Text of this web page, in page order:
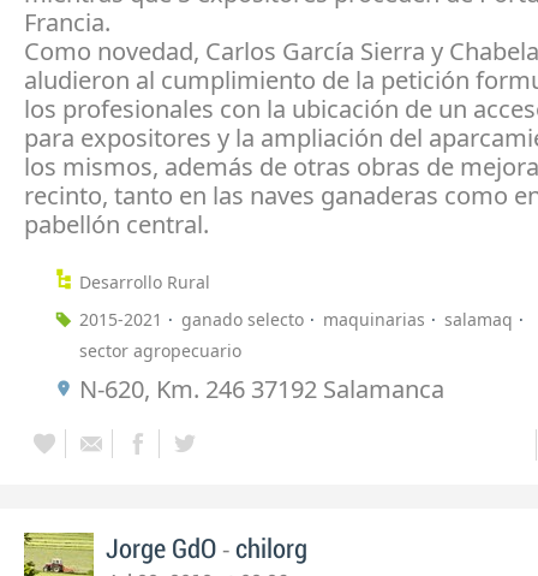
Francia.
Como novedad, Carlos García Sierra y
aludieron al cumplimiento de la petición
los profesionales con la ubicación de un
para expositores y la ampliación del
los mismos, además de otras obras de
recinto, tanto en las naves ganaderas como
pabellón central.
Desarrollo Rural
2015-2021
ganado selecto maquinarias
salamaq
sector agropecuario
N-620, Km. 246 37192 Salamanca
Jorge GdO - chilorg